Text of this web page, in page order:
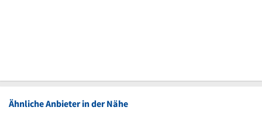
Ähnliche Anbieter in der Nähe